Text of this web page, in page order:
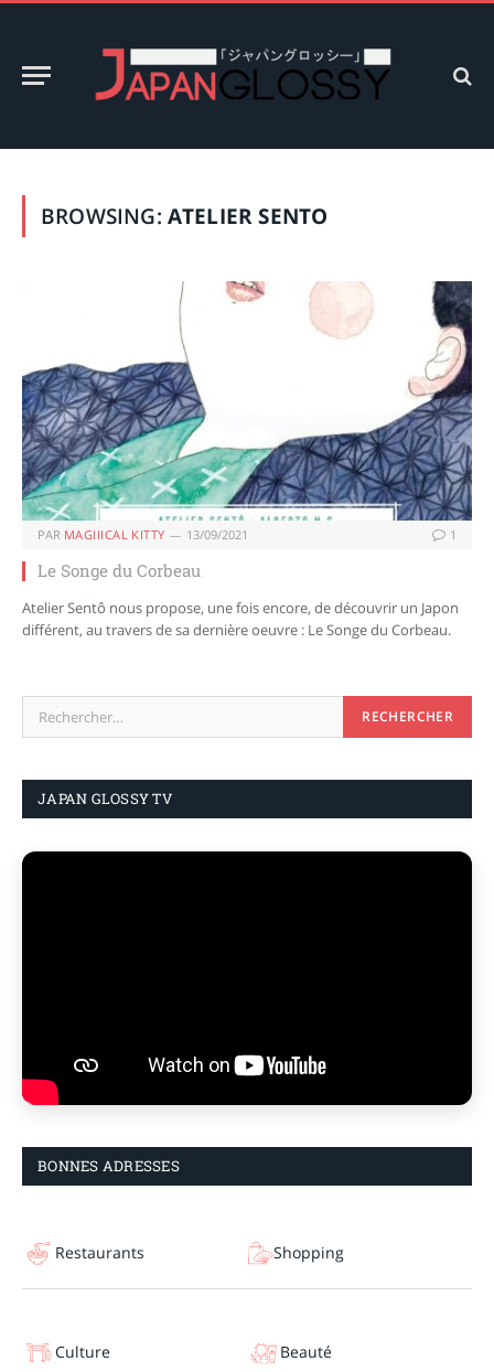
BROWSING: ATELIER SENTO
PAR MAGIIICAL KITTY 13/09/2021 1
Le Songe du Corbeau
Atelier Sentô nous propose, une fois encore, de découvrir un Japon
différent, au travers de sa dernière oeuvre : Le Songe du Corbeau.
JAPAN GLOSSY TV
BONNES ADRESSES
Restaurants Shopping
Culture Beauté